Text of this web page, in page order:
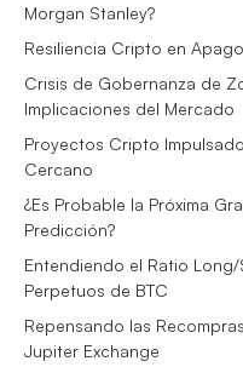
Morgan Stanley?
Resiliencia Cripto en
Crisis de Gobernanza de
Implicaciones del Mercado
Proyectos Cripto
Cercano
¿Es Probable la Próxima
Predicción?
Entendiendo el Ratio
Perpetuos de BTC
Repensando las
Jupiter Exchange